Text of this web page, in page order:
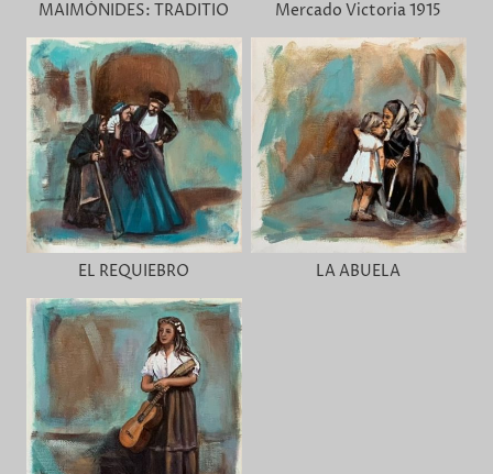
MAIMÓNIDES: TRADITIO Mercado Victoria 1915
EL REQUIEBRO LA ABUELA